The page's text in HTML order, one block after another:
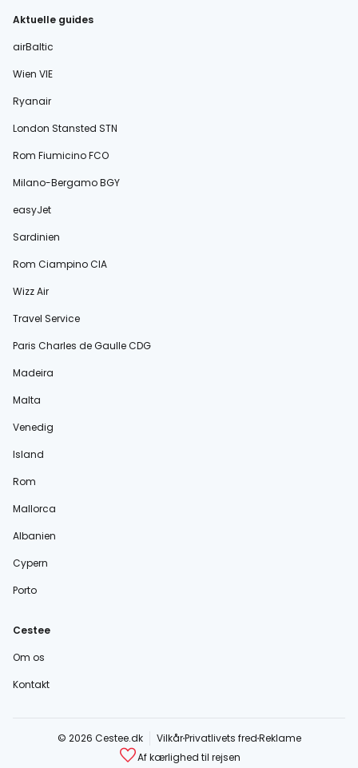
Aktuelle guides
airBaltic
Wien VIE
Ryanair
London Stansted STN
Rom Fiumicino FCO
Milano-Bergamo BGY
easyJet
Sardinien
Rom Ciampino CIA
Wizz Air
Travel Service
Paris Charles de Gaulle CDG
Madeira
Malta
Venedig
Island
Rom
Mallorca
Albanien
Cypern
Porto
Cestee
Om os
Kontakt
© 2026 Cestee.dk VilkårPrivatlivets fredReklame
Af kærlighed til rejsen